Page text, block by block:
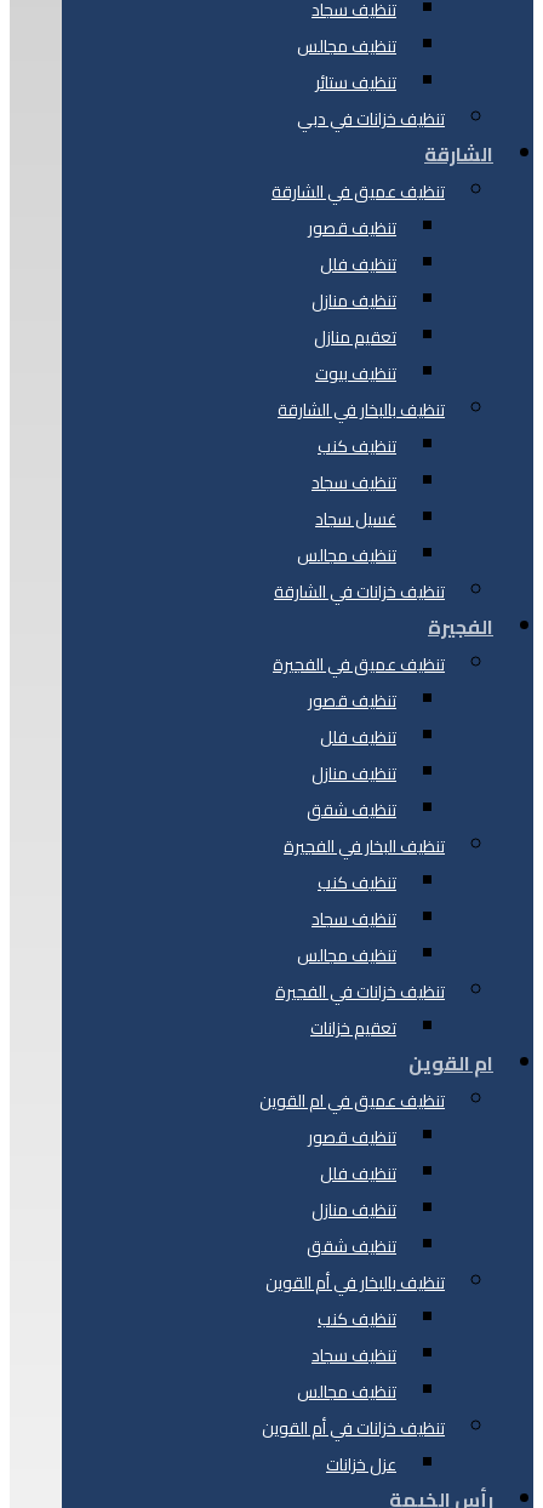
تنظيف سجاد
تنظيف مجالس
تنظيف ستائر
تنظيف خزانات في دبي
الشارقة
تنظيف عميق في الشارقة
تنظيف قصور
تنظيف فلل
تنظيف منازل
تعقيم منازل
تنظيف بيوت
تنظيف بالبخار في الشارقة
تنظيف كنب
تنظيف سجاد
غسيل سجاد
تنظيف مجالس
تنظيف خزانات في الشارقة
الفجيرة
تنظيف عميق في الفجيرة
تنظيف قصور
تنظيف فلل
تنظيف منازل
تنظيف شقق
تنظيف البخار في الفجيرة
تنظيف كنب
تنظيف سجاد
تنظيف مجالس
تنظيف خزانات في الفجيرة
تعقيم خزانات
ام القوين
تنظيف عميق في ام القوين
تنظيف قصور
تنظيف فلل
تنظيف منازل
تنظيف شقق
تنظيف بالبخار في أم القوين
تنظيف كنب
تنظيف سجاد
تنظيف مجالس
تنظيف خزانات في أم القوين
عزل خزانات
رأس الخيمة